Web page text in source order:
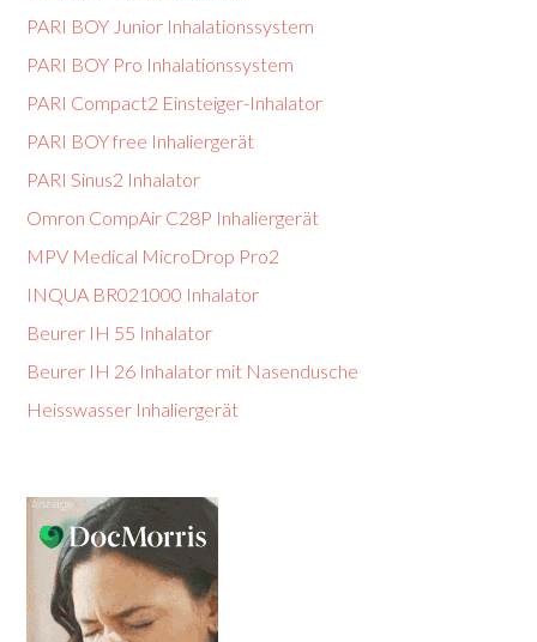
PARI BOY Junior Inhalationssystem
PARI BOY Pro Inhalationssystem
PARI Compact2 Einsteiger-Inhalator
PARI BOY free Inhaliergerät
PARI Sinus2 Inhalator
Omron CompAir C28P Inhaliergerät
MPV Medical MicroDrop Pro2
INQUA BR021000 Inhalator
Beurer IH 55 Inhalator
Beurer IH 26 Inhalator mit Nasendusche
Heisswasser Inhaliergerät